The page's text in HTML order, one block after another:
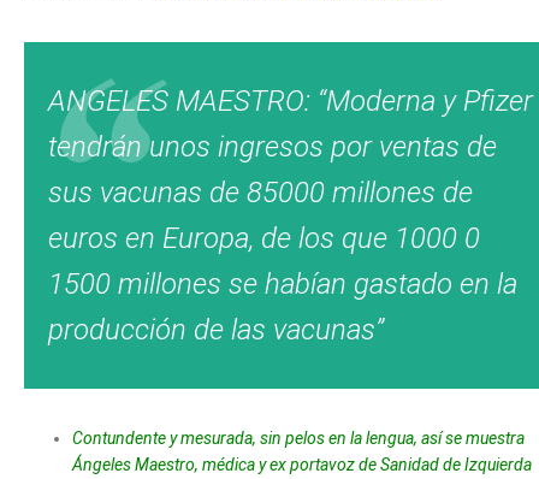
ANGELES MAESTRO: “Moderna y Pfizer
tendrán unos ingresos por ventas de
sus vacunas de 85000 millones de
euros en Europa, de los que 1000 0
1500 millones se habían gastado en la
producción de las vacunas”
Contundente y mesurada, sin pelos en la lengua, así se muestra
Ángeles Maestro, médica y ex portavoz de Sanidad de Izquierda